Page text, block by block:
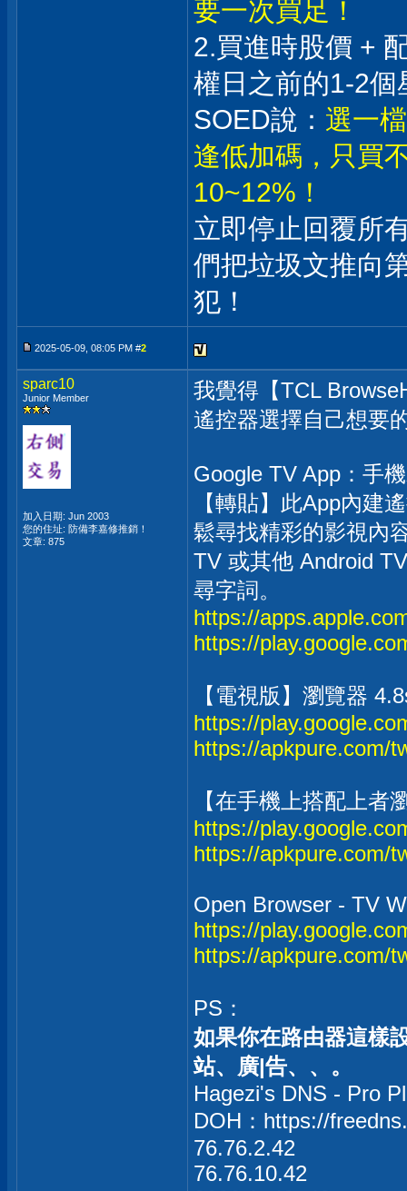
要一次買足！
2.買進時股價 +
權日之前的1-2個
SOED說： 選一
逢低加碼，只買
10~12%！
立即停止回覆所
們把垃圾文推向
犯！
2025-05-09, 08:05 PM #2
sparc10
Junior Member
加入日期: Jun 2003
您的住址: 防備李嘉修推銷！
文章: 875
我覺得【TCL
遙控器選擇自己想要
Google TV App：手
【轉貼】此App內建
鬆尋找精彩的影視內
TV 或其他 Android
尋字詞。
https://
https://
【電視版】瀏覽器
https://
https://apkpure.com/
【在手機上搭配上者
https://
https://apkpure.com/
Open Browser - TV
https://
https://apkpure.com/
PS：
如果你在路由器這樣
站、廣|告、、。
Hagezi's DNS - Pro
DOH：https://
76.76.2.42
76.76.10.42